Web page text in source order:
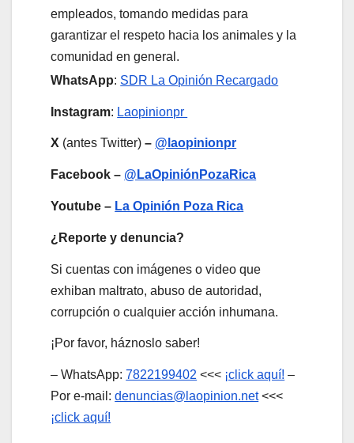
empleados, tomando medidas para
garantizar el respeto hacia los animales y la
comunidad en general.
WhatsApp: SDR La Opinión Recargado
Instagram: Laopinionpr
X (antes Twitter) – @laopinionpr
Facebook – @LaOpiniónPozaRica
Youtube – La Opinión Poza Rica
¿Reporte y denuncia?
Si cuentas con imágenes o video que
exhiban maltrato, abuso de autoridad,
corrupción o cualquier acción inhumana.
¡Por favor, háznoslo saber!
– WhatsApp:7822199402 <<< ¡click aquí! –
Por e-mail:denuncias@laopinion.net<<<
¡click aquí!